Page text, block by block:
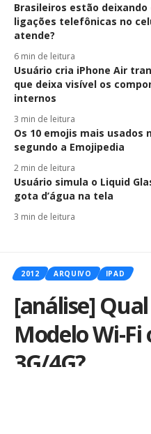
Brasileiros estão
ligações telefônicas no
atende?
6 min de leitura
Usuário cria iPhone Air
que deixa visível os
internos
3 min de leitura
Os 10 emojis mais usados
segundo a Emojipedia
2 min de leitura
Usuário simula o Liquid
gota d’água na tela
3 min de leitura
2012 ARQUIVO IPAD
[análise]
Modelo Wi-Fi
3G/4G?